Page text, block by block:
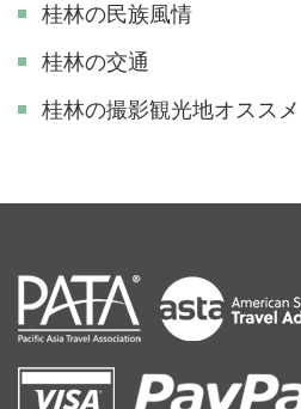
桂林の民族風情
桂林の交通
​桂林の撮影観光地オススメ